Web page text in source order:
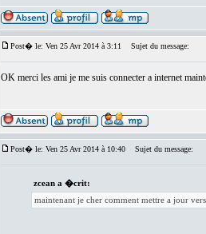
Post� le: Ven 25 Avr 2014 à 3:11 Sujet du message:
OK merci les ami je me suis connecter a internet
Post� le: Ven 25 Avr 2014 à 10:40 Sujet du message:
zcean a �crit:
maintenant je cher comment mettre a jour